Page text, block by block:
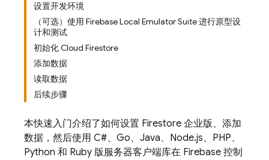
设置开发环境
（可选）使用 Firebase Local Emulator Suite 进行原型设
计和测试
初始化 Cloud Firestore
添加数据
读取数据
后续步骤
本快速入门介绍了如何设置 Firestore 企业版、添加
数据，然后使用 C#、Go、Java、Node.js、PHP、
Python 和 Ruby 版服务器客户端库在 Firebase 控制